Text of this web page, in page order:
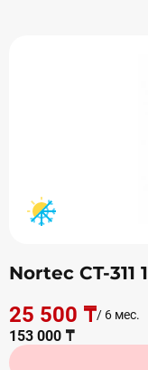
Nortec CT-311
25 500 ₸/ 6 мес.
153 000 ₸